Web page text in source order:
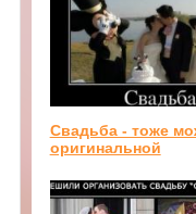
Свадьба - тоже
оригинальной